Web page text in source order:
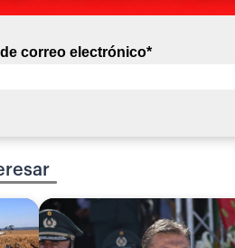
correo electrónico*